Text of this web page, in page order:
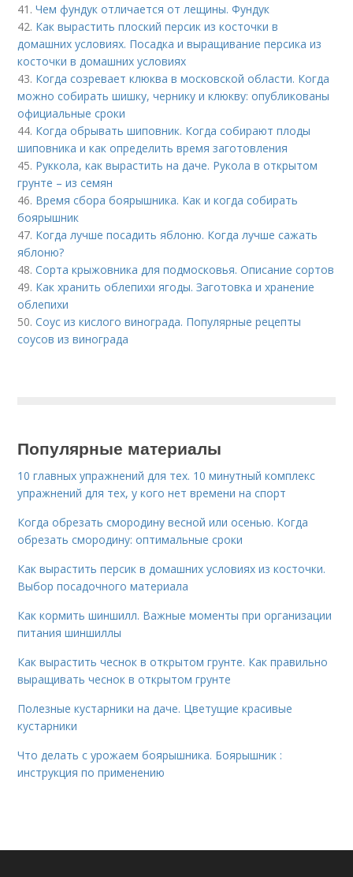
41.Чем фундук отличается от лещины. Фундук
42. Как вырастить плоский персик из косточки в
домашних условиях. Посадка и выращивание персика из
косточки в домашних условиях
43. Когда созревает клюква в московской области. Когда
можно собирать шишку, чернику и клюкву: опубликованы
официальные сроки
44. Когда обрывать шиповник. Когда собирают плоды
шиповника и как определить время заготовления
45. Руккола, как вырастить на даче. Рукола в открытом
грунте – из семян
46. Время сбора боярышника. Как и когда собирать
боярышник
47. Когда лучше посадить яблоню. Когда лучше сажать
яблоню?
48.Сорта крыжовника для подмосковья. Описание сортов
49. Как хранить облепихи ягоды. Заготовка и хранение
облепихи
50.Соус из кислого винограда. Популярные рецепты
соусов из винограда
Популярные материалы
10 главных упражнений для тех. 10 минутный комплекс
упражнений для тех, у кого нет времени на спорт
Когда обрезать смородину весной или осенью. Когда
обрезать смородину: оптимальные сроки
Как вырастить персик в домашних условиях из косточки.
Выбор посадочного материала
Как кормить шиншилл. Важные моменты при организации
питания шиншиллы
Как вырастить чеснок в открытом грунте. Как правильно
выращивать чеснок в открытом грунте
Полезные кустарники на даче. Цветущие красивые
кустарники
Что делать с урожаем боярышника. Боярышник :
инструкция по применению